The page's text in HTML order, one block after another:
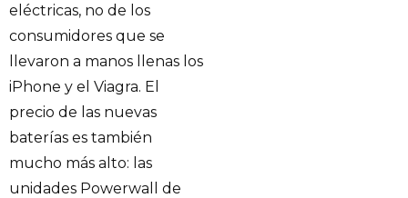
eléctricas, no de los
consumidores que se
llevaron a manos llenas los
iPhone y el Viagra. El
precio de las nuevas
baterías es también
mucho más alto: las
unidades Powerwall de